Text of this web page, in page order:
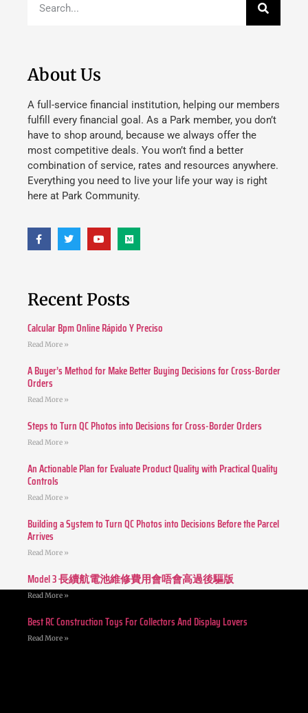
About Us
A full-service financial institution, helping our members
fulfill every financial goal. As a Park member, you don’t
have to shop around, because we always offer the
most competitive deals. You won’t find a better
combination of service, rates and resources anywhere.
Everything you need to live your life your way is right
here at Park Community.
Recent Posts
Calcular Bpm Online Rápido Y Preciso
Read More »
A Buyer’s Method for Make Better Buying Decisions for Cross-Border
Orders
Read More »
Steps to Turn QC Photos into Decisions for Cross-Border Orders
Read More »
An Actionable Plan for Evaluate Product Quality with Practical Quality
Controls
Read More »
Building a System to Turn QC Photos into Decisions Before the Parcel
Arrives
Read More »
Model 3 長續航電池維修費用會唔會高過後驅版
Read More »
Best RC Construction Toys For Collectors And Display Lovers
Read More »